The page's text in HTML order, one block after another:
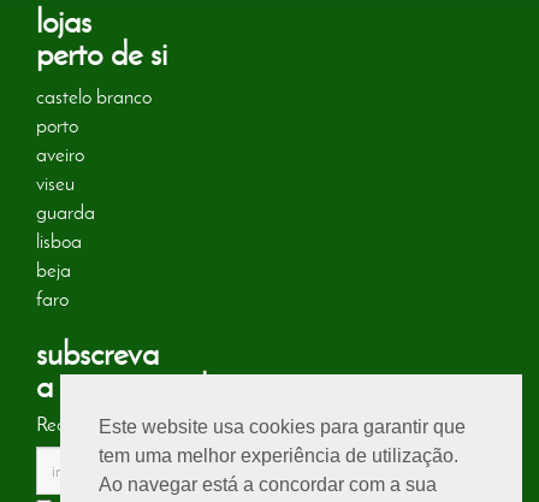
Este website usa cookies para garantir que
tem uma melhor experiência de utilização.
Ao navegar está a concordar com a sua
lojas
perto de si
castelo branco
porto
aveiro
viseu
guarda
lisboa
beja
faro
subscreva
a nossa newsletter
Receba no seu email informações sobre energias naturais!